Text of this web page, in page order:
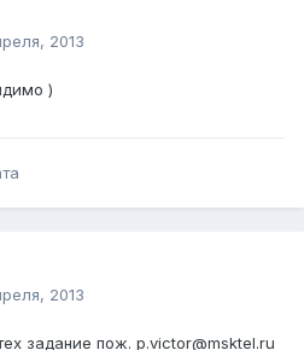
2013
)
2013
задание пож. p.victor@msktel.ru